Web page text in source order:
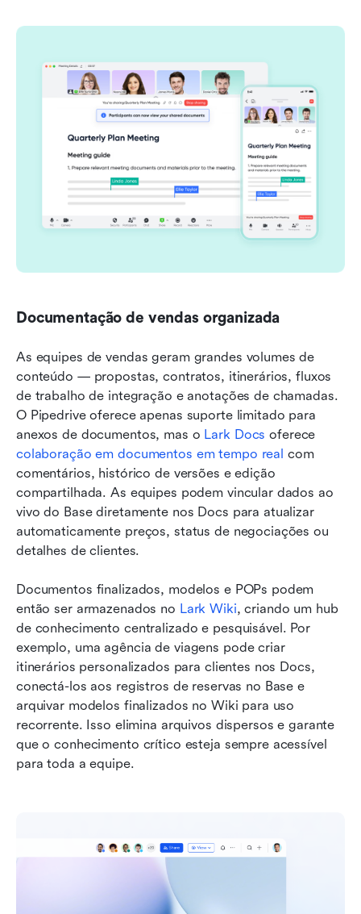
Documentação de vendas organizada
As equipes de vendas geram grandes volumes de
conteúdo — propostas, contratos, itinerários, fluxos
de trabalho de integração e anotações de chamadas.
O Pipedrive oferece apenas suporte limitado para
anexos de documentos, mas o Lark Docs
colaboração em documentos em tempo real com
comentários, histórico de versões e edição
compartilhada. As equipes podem vincular dados ao
vivo do Base diretamente nos Docs para atualizar
automaticamente preços, status de negociações ou
detalhes de clientes.
Documentos finalizados, modelos e POPs podem
então ser armazenados no Lark Wiki, criando um hub
de conhecimento centralizado e pesquisável. Por
exemplo, uma agência de viagens pode criar
itinerários personalizados para clientes nos Docs,
conectá-los aos registros de reservas no Base e
arquivar modelos finalizados no Wiki para uso
recorrente. Isso elimina arquivos dispersos e garante
que o conhecimento crítico esteja sempre acessível
para toda a equipe.